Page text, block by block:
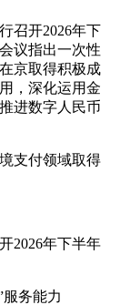
召开2026年下
议指出一次性
京取得积极成
，深化运用金
进数字人民币
支付领域取得
2026年下半年
服务能力